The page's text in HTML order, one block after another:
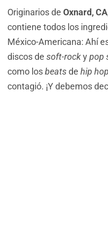
Originarios de Oxnard,CA
contiene todos los
México-Americana: Ahí
discos de soft-rockypop
como losbeatsde hip hop
contagió. ¡Y debemos